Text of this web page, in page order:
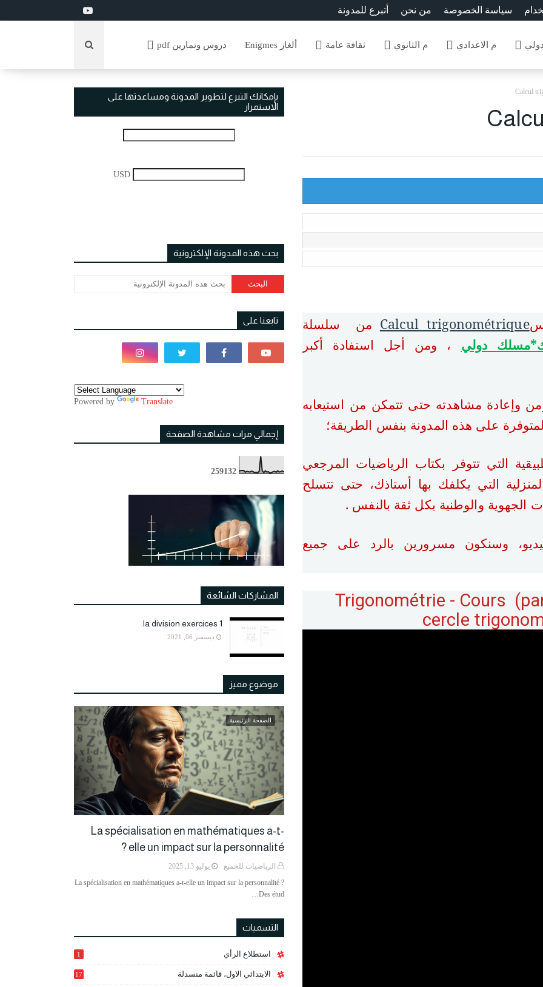
أتبرع للمدونة من نحن سياسة الخصوصة
دولي م الاعدادي م الثانوي ثقافة عامة ألغاز Enigmes دروس وتمارين pdf
Calcul
Calcul trigonométrique من سلسلة
دولي
، ومن أجل استفادة أكبر
وإعادة مشاهدته حتى تتمكن من استيعابه
على هذه المدونة بنفس الطريقة؛
التي تتوفر بكتاب الرياضيات المرجعي
التي يكلفك بها أستاذك، حتى تتسلح
الجهوية والوطنية بكل ثقة بالنفس .
وسنكون مسرورين بالرد على جميع
Trigonométrie - Cours
cercle
بإمكانك التبرع لتطوير المدونة ومساعدتها على
الاستمرار
USD
بحث هذه المدونة الإلكترونية
تابعنا على
Powered by Translate
إجمالي مرات مشاهدة الصفحة
259132
المشاركات الشائعة
la division exercices 1.
ديسمبر 06, 2021
موضوع مميز
الصفحة الرئيسية
La spécialisation en mathématiques a-t-
elle un impact sur la personnalité ?
الرياضيات للجميع
يوليو 13, 2025
La spécialisation en mathématiques a-t-elle un impact sur la personnalité ?
Des étud…
التسميات
استطلاع الرأي 1
الابتدائي الاول، قائمة منسدلة 17